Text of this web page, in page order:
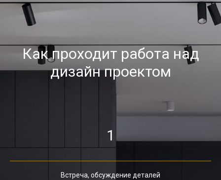
Как проходит работа над
дизайн проектом
1
Встреча, обсуждение деталей